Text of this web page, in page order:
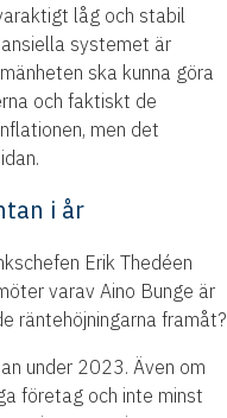
låg och stabil
systemet är
ska kunna göra
och faktiskt de
men det
i år
Erik Thedéen
varav Aino Bunge är
räntehöjningarna framåt?
under 2023. Även om
företag och inte minst